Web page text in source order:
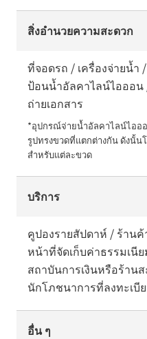
สิ่งอำนวยความสะดวก
ที่จอดรถ / เครื่องจ่ายน้ำ
ป้อนน้ำอัลคาไลน์ไอออน
ถ่ายเอกสาร
*อุปกรณ์จ่ายน้ำอัลคาไลน์ไอ
รูปทรงขวดที่แตกต่างกัน ดังนั้น
สำหรับแต่ละขวด
บริการ
คูปองรายสัปดาห์ / ร้าน
หน้าที่จัดเก็บค่าธรรมเนี
สถาบันการเงินหรือร้าน
นักโภชนาการที่ลงทะเบี
อื่น ๆ